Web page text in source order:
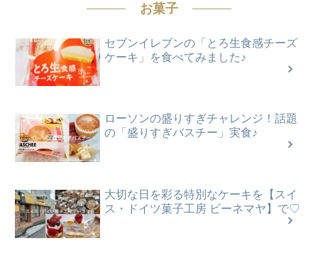
お菓子
セブンイレブンの「とろ生食感チーズ
ケーキ」を食べてみました♪
ローソンの盛りすぎチャレンジ！話題
の「盛りすぎバスチー」実食♪
大切な日を彩る特別なケーキを【スイ
ス・ドイツ菓子工房 ビーネマヤ】で♡